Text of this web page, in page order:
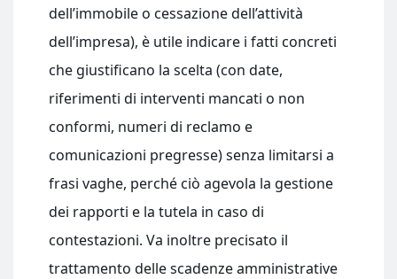
dell’immobile o cessazione dell’attività
dell’impresa), è utile indicare i fatti concreti
che giustificano la scelta (con date,
riferimenti di interventi mancati o non
conformi, numeri di reclamo e
comunicazioni pregresse) senza limitarsi a
frasi vaghe, perché ciò agevola la gestione
dei rapporti e la tutela in caso di
contestazioni. Va inoltre precisato il
trattamento delle scadenze amministrative